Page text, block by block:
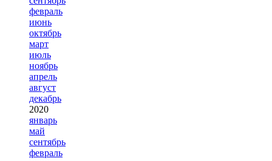
февраль
июнь
октябрь
март
июль
ноябрь
апрель
август
декабрь
2020
январь
май
сентябрь
февраль